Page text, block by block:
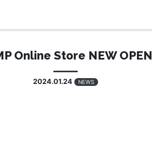
Online Store NEW OPEN
2024.01.24 NEWS